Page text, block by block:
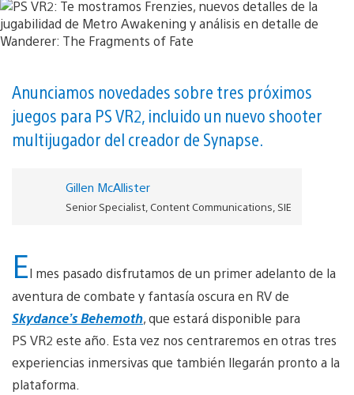
Anunciamos novedades sobre tres próximos
juegos para PS VR2, incluido un nuevo shooter
multijugador del creador de Synapse.
Gillen McAllister
Senior Specialist, Content Communications, SIE
El mes pasado disfrutamos de un primer adelanto de la
aventura de combate y fantasía oscura en RV de
Skydance’s Behemoth, que estará disponible para
PS VR2 este año. Esta vez nos centraremos en otras tres
experiencias inmersivas que también llegarán pronto a la
plataforma.